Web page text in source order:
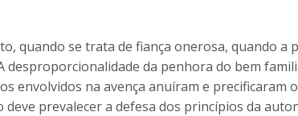
quando se trata de fiança onerosa, quando a
desproporcionalidade da penhora do bem
envolvidos na avença anuíram e precificaram
deve prevalecer a defesa dos princípios da